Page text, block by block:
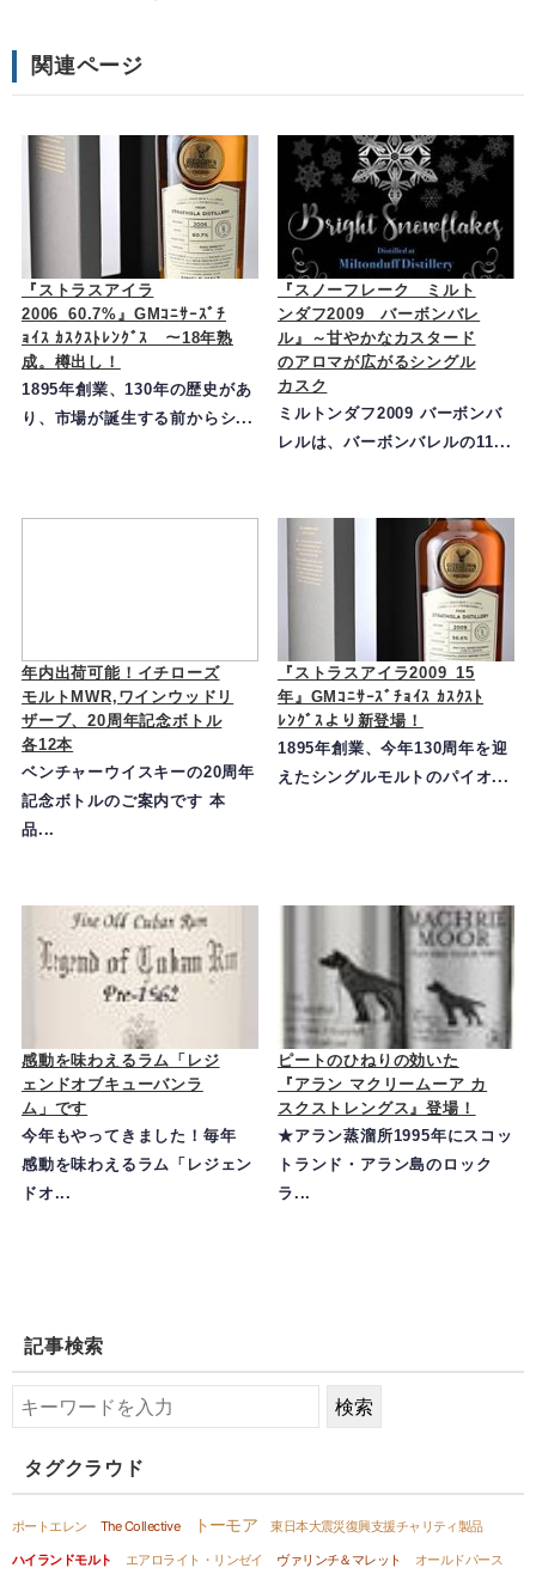
関連ページ
『ストラスアイラ
2006_60.7%』GMｺﾆｻｰｽﾞﾁ
ｮｲｽ ｶｽｸｽﾄﾚﾝｸﾞｽ ～18年熟
成。樽出し！
1895年創業、130年の歴史があ
り、市場が誕生する前からシ...
『スノーフレーク ミルト
ンダフ2009 バーボンバレ
ル』～甘やかなカスタード
のアロマが広がるシングル
カスク
ミルトンダフ2009 バーボンバ
レルは、バーボンバレルの11...
年内出荷可能！イチローズ
モルトMWR,ワインウッドリ
ザーブ、20周年記念ボトル
各12本
ベンチャーウイスキーの20周年
記念ボトルのご案内です 本
品...
『ストラスアイラ2009_15
年』GMｺﾆｻｰｽﾞﾁｮｲｽ ｶｽｸｽﾄ
ﾚﾝｸﾞｽより新登場！
1895年創業、今年130周年を迎
えたシングルモルトのパイオ...
感動を味わえるラム「レジ
ェンドオブキューバンラ
ム」です
今年もやってきました！毎年
感動を味わえるラム「レジェン
ドオ...
ピートのひねりの効いた
『アラン マクリームーア カ
スクストレングス』登場！
★アラン蒸溜所1995年にスコッ
トランド・アラン島のロック
ラ...
記事検索
タグクラウド
ポートエレン The Collective トーモア
東日本大震災復興支援チャリティ製品
ハイランドモルト
エアロライト・リンゼイ ヴァリンチ＆マレット オールドパース